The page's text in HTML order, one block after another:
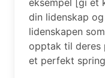
eksempel [gi et
din lidenskap
lidenskapen
opptak til deres
et perfekt